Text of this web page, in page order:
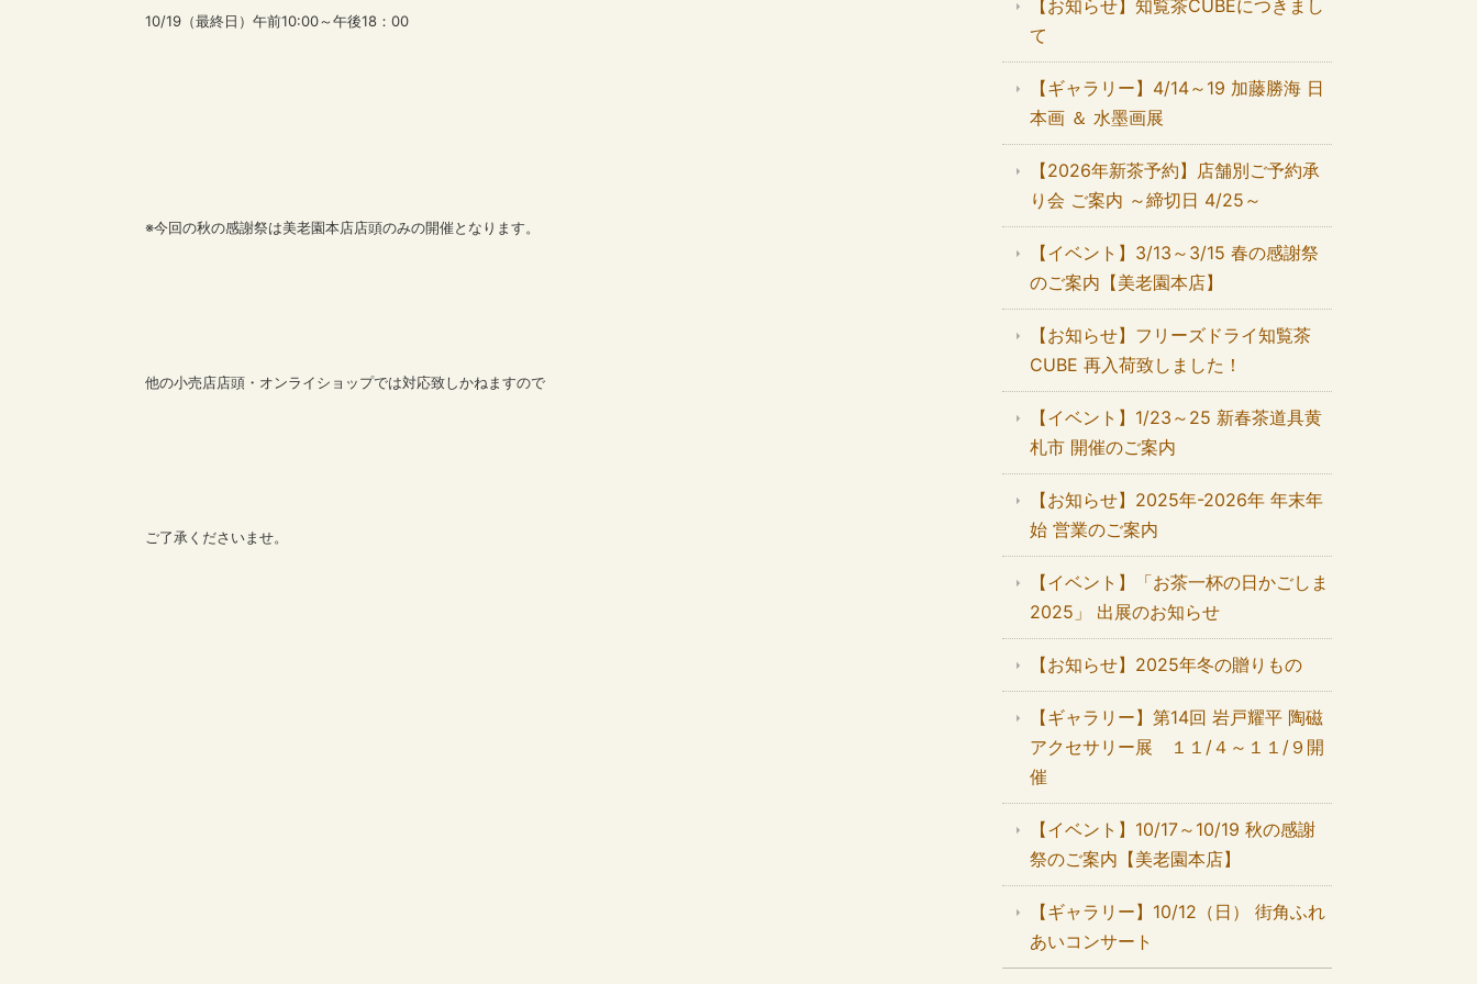
10/19（最終日）午前10:00～午後18：00
※今回の秋の感謝祭は美老園本店店頭のみの開催となります。
他の小売店店頭・オンライショップでは対応致しかねますので
ご了承くださいませ。
【お知らせ】知覧茶CUBEにつきまし
て
【ギャラリー】4/14～19 加藤勝海 日
本画 ＆ 水墨画展
【2026年新茶予約】店舗別ご予約承
り会 ご案内 ～締切日 4/25～
【イベント】3/13～3/15 春の感謝祭
のご案内【美老園本店】
【お知らせ】フリーズドライ知覧茶
CUBE 再入荷致しました！
【イベント】1/23～25 新春茶道具黄
札市 開催のご案内
【お知らせ】2025年-2026年 年末年
始 営業のご案内
【イベント】「お茶一杯の日かごしま
2025」 出展のお知らせ
【お知らせ】2025年冬の贈りもの
【ギャラリー】第14回 岩戸耀平 陶磁
アクセサリー展 １１/４～１１/９開
催
【イベント】10/17～10/19 秋の感謝
祭のご案内【美老園本店】
【ギャラリー】10/12（日） 街角ふれ
あいコンサート